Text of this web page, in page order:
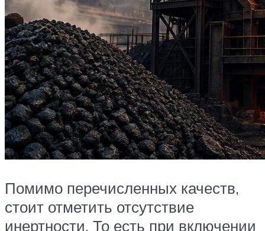
Помимо перечисленных качеств,
стоит отметить отсутствие
инертности. То есть при включении